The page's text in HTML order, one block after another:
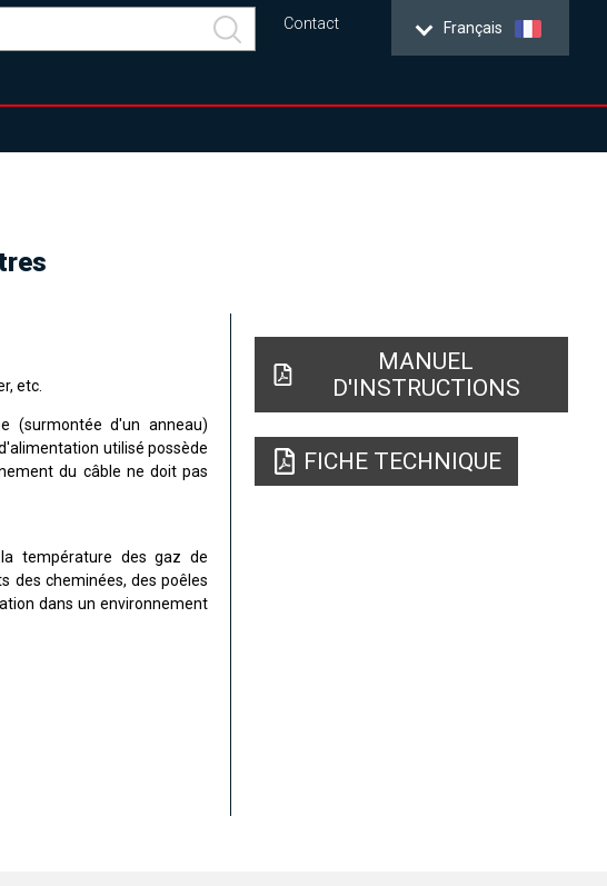
Français
Contact
etc.
(surmontéed'un anneau)
utilisé possède
du câble ne doit pas
température des gaz de
des cheminées, des poêles
dans un environnement
MANUEL
D'INSTRUCTIONS
FICHE TECHNIQUE